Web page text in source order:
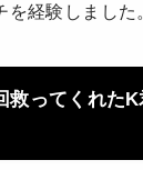
経験しました
救ってくれた